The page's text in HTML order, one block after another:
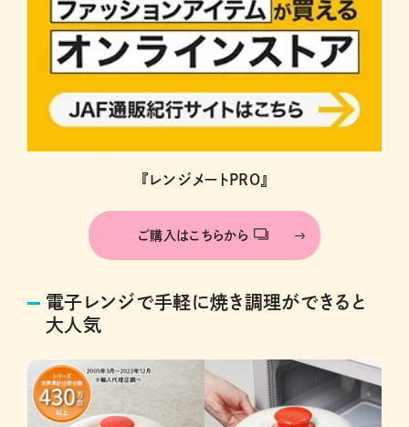
『レンジメートPRO』
ご購入はこちらから
電子レンジで手軽に焼き調理ができると
大人気